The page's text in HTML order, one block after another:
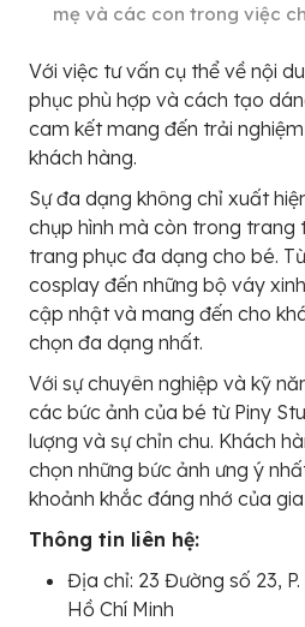
mẹ và các con trong việc
Với việc tư vấn cụ thể về nội
phục phù hợp và cách tạo
cam kết mang đến trải
khách hàng.
Sự đa dạng không chỉ xuất
chụp hình mà còn trong trang
trang phục đa dạng cho bé.
cosplay đến những bộ váy
cập nhật và mang đến cho
chọn đa dạng nhất.
Với sự chuyên nghiệp và kỹ
các bức ảnh của bé từ Piny
lượng và sự chỉn chu. Khách
chọn những bức ảnh ưng ý
khoảnh khắc đáng nhớ của gia
Thông tin liên hệ:
Địa chỉ: 23 Đường số 23, P.
Hồ Chí Minh